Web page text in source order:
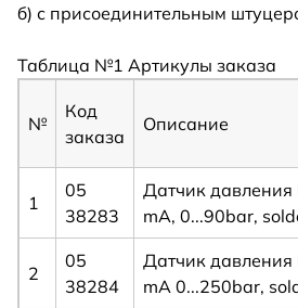
б) с присоединительным
Таблица №1 Артикулы заказа
№
Код
заказа
Описание
1
05
38283
Датчик
mA, 0...90bar,
2
05
38284
Датчик
mA 0...250bar,